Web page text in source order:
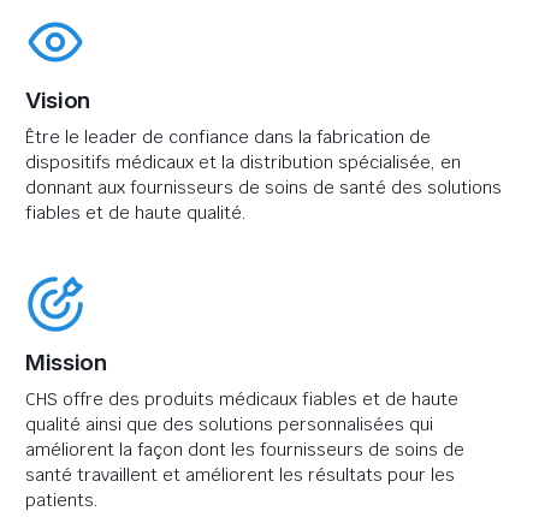
Vision
Être le leader de confiance dans la fabrication de
dispositifs médicaux et la distribution spécialisée, en
donnant aux fournisseurs de soins de santé des solutions
fiables et de haute qualité.
Mission
CHS offre des produits médicaux fiables et de haute
qualité ainsi que des solutions personnalisées qui
améliorent la façon dont les fournisseurs de soins de
santé travaillent et améliorent les résultats pour les
patients.